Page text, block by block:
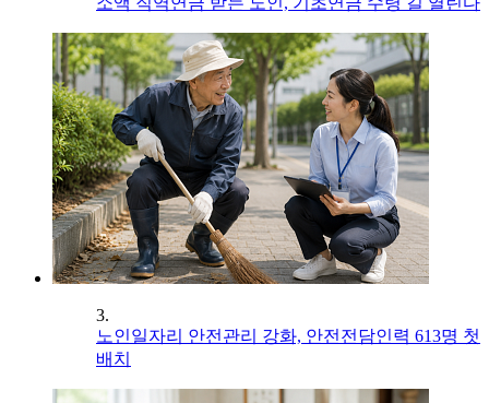
3.
노인일자리 안전관리 강화, 안전전담인력 613명 첫
배치